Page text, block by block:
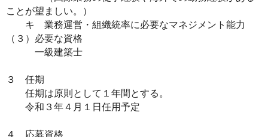
ことが望ましい。）
キ 業務運営・組織統率に必要なマネジメント能力
（３）必要な資格
一級建築士
３ 任期
任期は原則として１年間とする。
令和３年４月１日任用予定
４ 応募資格